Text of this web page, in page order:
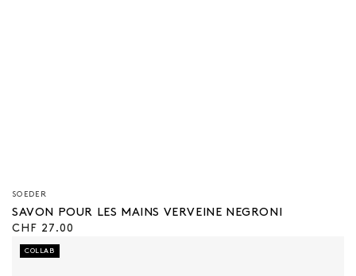
Vendeur/vendeuse
:
SOEDER
SAVON POUR LES MAINS VERVEINE NEGRONI
Prix
régulier
CHF 27.00
COLLAB